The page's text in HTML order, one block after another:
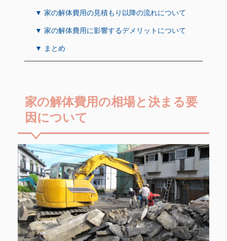
▼ 家の解体費用の見積もり以降の流れについて
▼ 家の解体費用に影響するデメリットについて
▼ まとめ
家の解体費用の相場と決まる要
因について